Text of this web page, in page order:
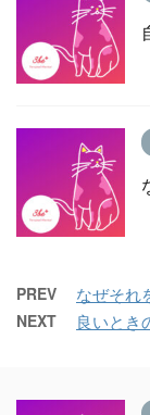
PREV なぜそれ
NEXT 良いとき